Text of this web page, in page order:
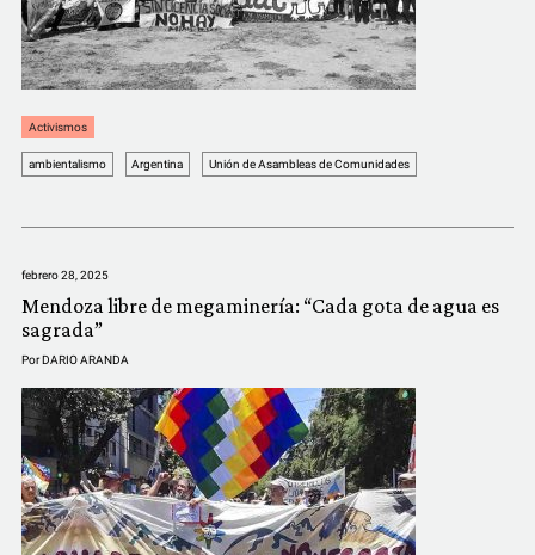
Activismos
ambientalismo Argentina Unión de Asambleas de Comunidades
febrero 28, 2025
Mendoza libre de megaminería: “Cada gota de agua es
sagrada”
PorDARIO ARANDA